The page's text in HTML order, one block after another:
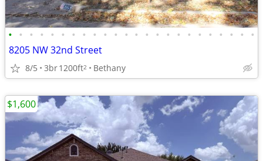
• • • • • • • • • • • • • • • • • • • • • • • •
8205 NW 32nd Street
8/5 3br1200ft2 Bethany
$1,600